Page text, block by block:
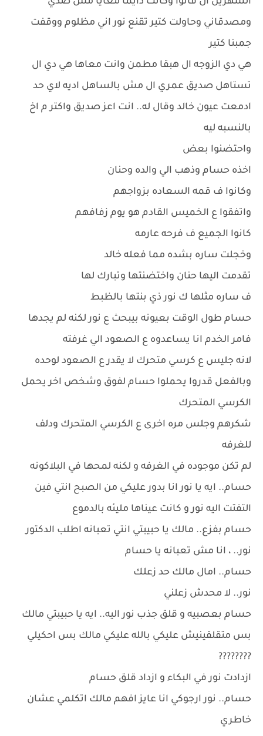
ومصدقاني وحاولت كتير تقنع نور اني مظلوم ووقفت
جمبنا كتير
هي دي الزوجه ال هبقا مطمن وانت معاها هي دي ال
تستاهل صديق عمري ال مش بالساهل اديه لاي حد
ادمعت عيون خالد وقال له.. انت اعز صديق واكتر م اخ
بالنسبه ليه
واحتضنوا بعض
اخذه حسام وذهب الي والده وحنان
وكانوا ف قمه السعاده بزواجهم
واتفقوا ع الخميس القادم هو يوم زفافهم
كانوا الجميع ف فرحه عارمه
وخجلت ساره بشده مما فعله خالد
تقدمت اليها حنان واختضنتها وتبارك لها
ف ساره مثلها ك نور ذي بنتها بالظبط
حسام طول الوقت بعيونه بيبحث ع نور لكنه لم يجدها
فامر الخدم انا يساعدوه ع الصعود الي غرفته
لانه جليس ع كرسي متحرك لا يقدر ع الصعود لوحده
وبالفعل قدروا يحملوا حسام لفوق وشخص اخر يحمل
الكرسي المتحرك
شكرهم وجلس مره اخرى ع الكرسي المتحرك ودلف
للغرفه
لم تكن موجوده في الغرفه و لكنه لمحها في البلاكونه
حسام.. ايه يا نور انا بدور عليكي من الصبح انتي فين
التفتت اليه نور و كانت عيناها مليئه بالدموع
حسام بفزع.. مالك يا حبيبتي انتي تعبانه اطلب الدكتور
نور.. ، انا مش تعبانه يا حسام
حسام.. امال مالك حد زعلك
نور.. لا محدش زعلني
حسام بعصبيه و قلق جذب نور اليه.. ايه يا حبيبتي مالك
بس متقلقينيش عليكي بالله عليكي مالك بس احكيلي
????????
ازدادت نور في البكاء و ازداد قلق حسام
حسام.. نور ارجوكي انا عايز افهم مالك اتكلمي عشان
خاطري